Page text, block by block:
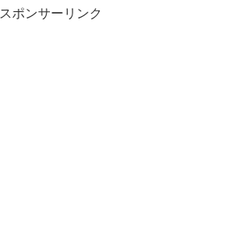
スポンサーリンク